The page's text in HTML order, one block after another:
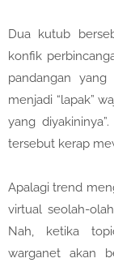
Dua kutub
konfik
pandangan yang
menjadi “lapak”
yang
tersebut kerap
Apalagi trend
virtual seolah-
Nah, ketika
warganet akan